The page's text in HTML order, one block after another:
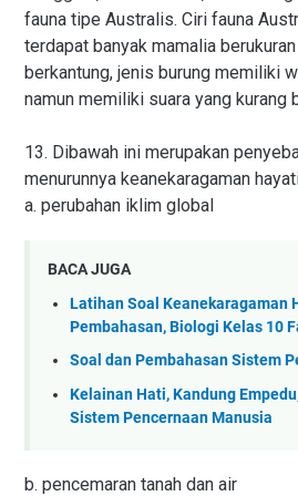
fauna tipe Australis. Ciri fauna
terdapat banyak mamalia
berkantung, jenis burung memiliki
namun memiliki suara yang kurang
13. Dibawah ini merupakan
menurunnya keanekaragaman
a. perubahan iklim global
BACA JUGA
Latihan Soal Keanekaragaman
Pembahasan, Biologi Kelas 10
Soal dan Pembahasan Sistem
Kelainan Hati, Kandung
Sistem Pencernaan Manusia
b. pencemaran tanah dan air